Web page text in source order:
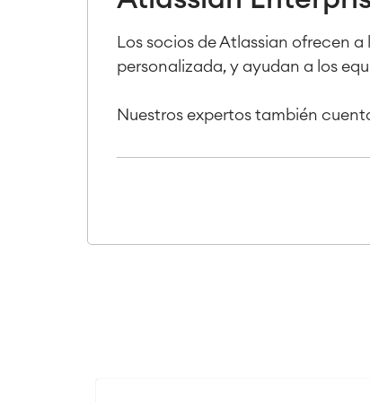
Los socios de Atlassian ofrecen
personalizada, y ayudan a los
Nuestros expertos también